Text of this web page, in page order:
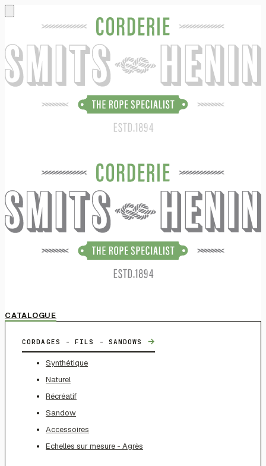
CATALOGUE
CORDAGES - FILS - SANDOWS →
Synthétique
Naturel
Récréatif
Sandow
Accessoires
Echelles sur mesure - Agrès